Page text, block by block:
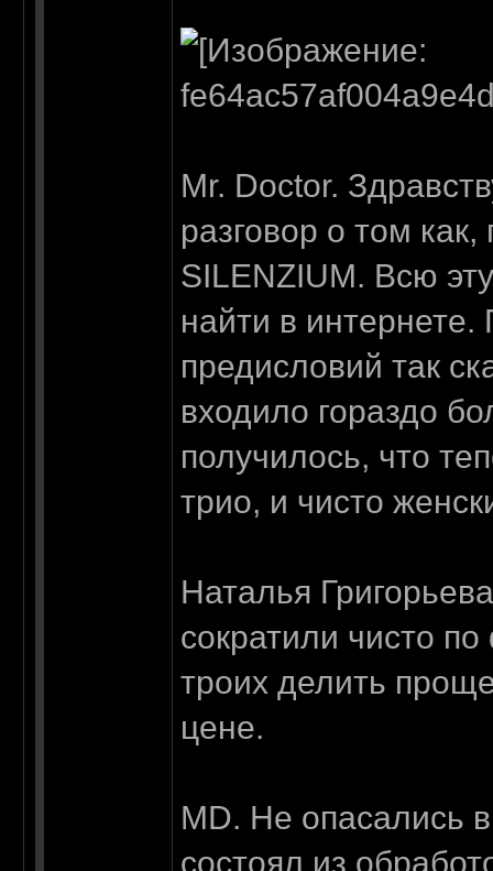
Mr. Doctor.
разговор о том
SILENZIUM. Всю
найти в
предисловий так
входило гораздо
получилось, что
трио, и чисто
Наталья
сократили чисто
троих делить
цене.
MD. Не опасались
состоял из